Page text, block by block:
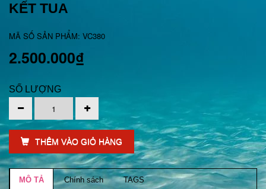
KẾT TUA
MÃ SỐ SẢN PHẨM: VC380
2.500.000₫
SỐ LƯỢNG
THÊM VÀO GIỎ HÀNG
MÔ TẢ Chính sách TAGS